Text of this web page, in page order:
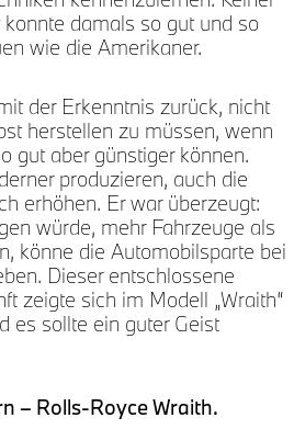
damals so gut und so
wie die Amerikaner.
der Erkenntnis zurück, nicht
herstellen zu müssen, wenn
gut aber günstiger können.
produzieren, auch die
erhöhen. Er war überzeugt:
würde, mehr Fahrzeuge als
könne die Automobilsparte bei
Dieser entschlossene
zeigte sich im Modell „Wraith“
es sollte ein guter Geist
– Rolls-Royce Wraith.